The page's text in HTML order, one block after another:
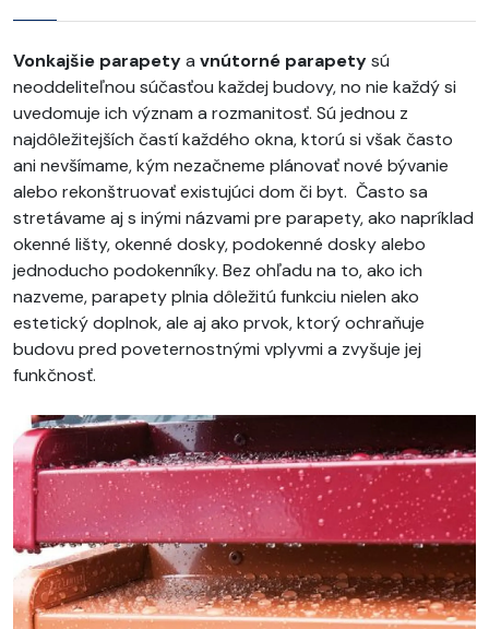
Vonkajšie parapetya vnútorné parapetysú
neoddeliteľnou súčasťou každej budovy, no nie každý si
uvedomuje ich význam a rozmanitosť. Sú jednou z
najdôležitejších častí každého okna, ktorú si však často
ani nevšímame, kým nezačneme plánovať nové bývanie
alebo rekonštruovať existujúci dom či byt. Často sa
stretávame aj s inými názvami pre parapety, ako napríklad
okenné lišty, okenné dosky, podokenné dosky alebo
jednoducho podokenníky. Bez ohľadu na to, ako ich
nazveme, parapety plnia dôležitú funkciu nielen ako
estetický doplnok, ale aj ako prvok, ktorý ochraňuje
budovu pred poveternostnými vplyvmi a zvyšuje jej
funkčnosť.